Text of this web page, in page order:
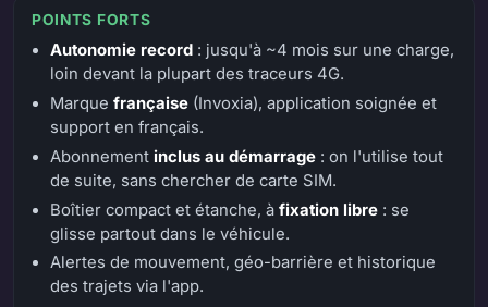
POINTS FORTS
Autonomie record: jusqu'à ~4 mois sur une charge,
loin devant la plupart des traceurs 4G.
Marque française(Invoxia), application soignée et
support en français.
Abonnement inclus au démarrage: on l'utilise tout
de suite, sans chercher de carte SIM.
Boîtier compact et étanche, à fixation libre: se
glisse partout dans le véhicule.
Alertes de mouvement, géo-barrière et historique
des trajets via l'app.